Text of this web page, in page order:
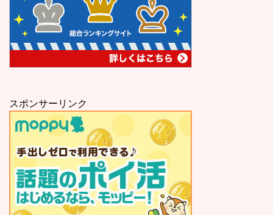
スポンサーリンク